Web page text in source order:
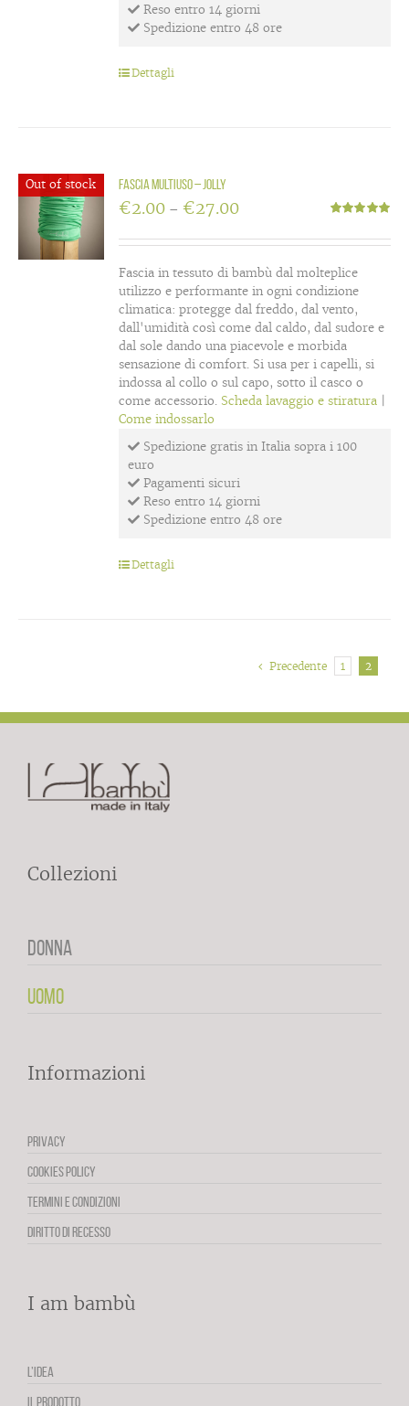
Reso entro 14 giorni
Spedizione entro 48 ore
Dettagli
Out of stock Fascia multiuso – Jolly
5.00su 5
€2.00 –€27.00
Fascia in tessuto di bambù dal molteplice
utilizzo e performante in ogni condizione
climatica: protegge dal freddo, dal vento,
dall'umidità così come dal caldo, dal sudore e
dal sole dando una piacevole e morbida
sensazione di comfort. Si usa per i capelli, si
indossa al collo o sul capo, sotto il casco o
come accessorio. Scheda lavaggio e stiratura
Come indossarlo
Spedizione gratis in Italia sopra i 100
euro
Pagamenti sicuri
Reso entro 14 giorni
Spedizione entro 48 ore
Dettagli
Precedente 1 2
Collezioni
DONNA
UOMO
Informazioni
PRIVACY
COOKIES POLICY
TERMINI E CONDIZIONI
DIRITTO DI RECESSO
I am bambù
L’IDEA
IL PRODOTTO